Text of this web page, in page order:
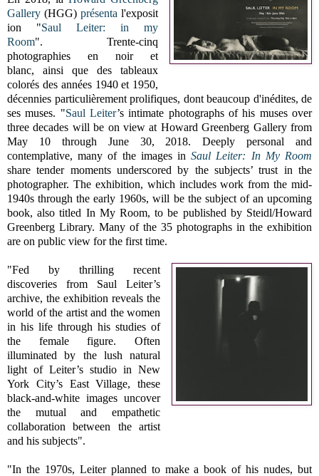
Gallery (HGG)présenta l'exposit
ion "Saul Leiter: in my
Room". Trente-cinq
photographies en noir et
blanc, ainsi que des tableaux
colorés des années 1940 et 1950,
décennies particulièrement prolifiques, dont beaucoup d'inédites, de
ses muses. "Saul Leiter’s intimate photographs of his muses over
three decades will be on view at Howard Greenberg Gallery from
May 10 through June 30, 2018. Deeply personal and
contemplative, many of the images inSaul Leiter: In My Room
share tender moments underscored by the subjects’ trust in the
photographer. The exhibition, which includes work from the mid-
1940s through the early 1960s, will be the subject of an upcoming
book, also titled In My Room, to be published by Steidl/Howard
Greenberg Library. Many of the 35 photographs in the exhibition
are on public view for the first time.
"Fed by thrilling recent
discoveries from Saul Leiter’s
archive, the exhibition reveals the
world of the artist and the women
in his life through his studies of
the female figure. Often
illuminated by the lush natural
light of Leiter’s studio in New
York City’s East Village, these
black-and-white images uncover
the mutual and empathetic
collaboration between the artist
and his subjects".
"In the 1970s, Leiter planned to make a book of his nudes, but